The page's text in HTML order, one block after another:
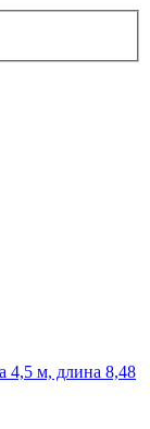
4,5 м, длина 8,48